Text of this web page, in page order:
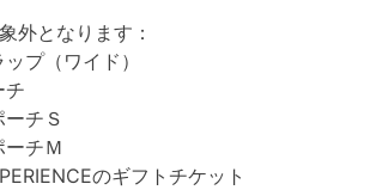
外となります：
プ（ワイド）
チ
チＳ
チＭ
のギフトチケット